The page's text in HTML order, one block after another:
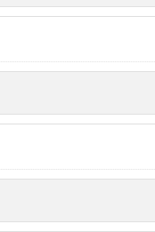
頂けない場合は、それ
提供できない場合が
ださい。
開示･訂正・削除･利
客様の個人情報の開示